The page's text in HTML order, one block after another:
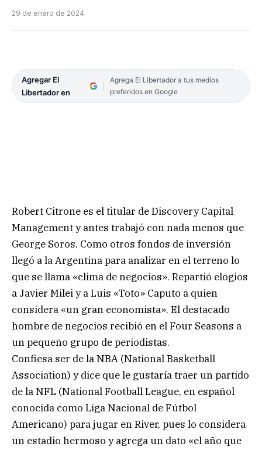
29 de enero de 2024
Agregar El
Libertador en
Agrega El Libertador a tus medios
preferidos en Google
Robert Citrone es el titular de Discovery Capital
Management y antes trabajó con nada menos que
George Soros. Como otros fondos de inversión
llegó a la Argentina para analizar en el terreno lo
que se llama «clima de negocios». Repartió elogios
a Javier Milei y a Luis «Toto» Caputo a quien
considera «un gran economista». El destacado
hombre de negocios recibió en el Four Seasons a
un pequeño grupo de periodistas.
Confiesa ser de la NBA (National Basketball
Association) y dice que le gustaría traer un partido
de la NFL (National Football League, en español
conocida como Liga Nacional de Fútbol
Americano) para jugar en River, pues lo considera
un estadio hermoso y agrega un dato «el año que